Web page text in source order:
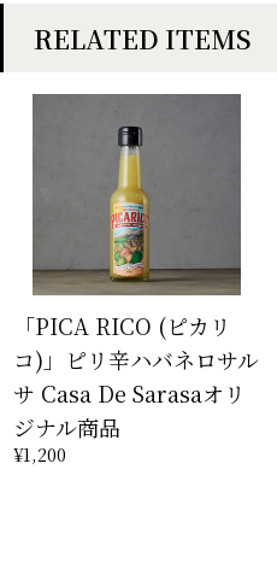
RELATED ITEMS
「PICA RICO (ピカリ
コ)」ピリ辛ハバネロサル
サ Casa De Sarasaオリ
ジナル商品
¥1,200